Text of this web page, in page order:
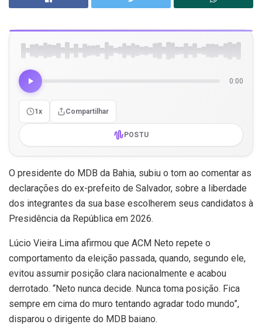
0:00
1x Compartilhar
POSTU
O presidente do MDB da Bahia, subiu o tom ao comentar as
declarações do ex-prefeito de Salvador, sobre a liberdade
dos integrantes da sua base escolherem seus candidatos à
Presidência da República em 2026.
Lúcio Vieira Lima afirmou que ACM Neto repete o
comportamento da eleição passada, quando, segundo ele,
evitou assumir posição clara nacionalmente e acabou
derrotado. “Neto nunca decide. Nunca toma posição. Fica
sempre em cima do muro tentando agradar todo mundo”,
disparou o dirigente do MDB baiano.